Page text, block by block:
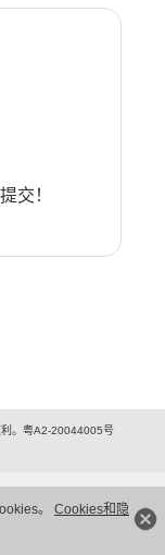
。 Cookies和隐
交！
。粤A2-20044005号